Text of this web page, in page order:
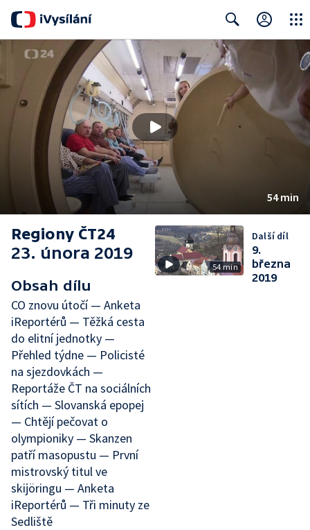
Search
54 min
Regiony ČT24
23. února 2019
Obsah dílu
CO znovu útočí — Anketa
iReportérů — Těžká cesta
do elitní jednotky —
Přehled týdne — Policisté
na sjezdovkách —
Reportáže ČT na sociálních
sítích — Slovanská epopej
— Chtějí pečovat o
olympioniky — Skanzen
patří masopustu — První
mistrovský titul ve
skijöringu — Anketa
iReportérů — Tři minuty ze
Sedliště
54 min
Další díl
9.
března
2019